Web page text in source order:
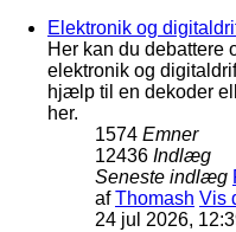
Elektronik og
Her kan du debattere
elektronik og
hjælp til en dekoder
her.
1574 Emner
12436 Indlæg
Seneste indlæg
afThomash Vis
24 jul 2026,